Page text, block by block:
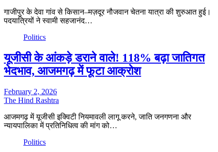
गाजीपुर के देवा गांव से किसान–मज़दूर नौजवान चेतना यात्रा की शुरुआत हुई।
पदयात्रियों ने स्वामी सहजानंद…
Politics
यूजीसी के आंकड़े डराने वाले! 118% बढ़ा जातिगत
भेदभाव, आजमगढ़ में फूटा आक्रोश
February 2, 2026
The Hind Rashtra
आजमगढ़ में यूजीसी इक्विटी नियमावली लागू करने, जाति जनगणना और
न्यायपालिका में प्रतिनिधित्व की मांग को…
Politics